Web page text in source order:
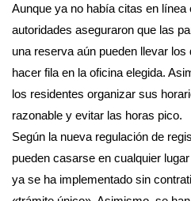
Aunque ya no había citas en
autoridades aseguraron que las
una reserva aún pueden llevar
hacer fila en la oficina elegida.
los residentes organizar sus
razonable y evitar las horas pico.
Según la nueva regulación de
pueden casarse en cualquier
ya se ha implementado sin